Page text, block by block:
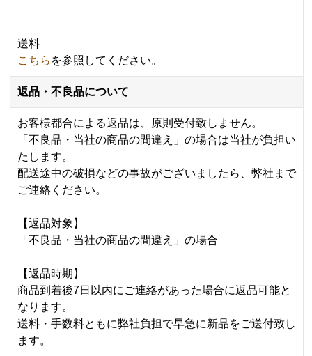
送料
こちら を参照してください。
返品・不良品について
お客様都合による返品は、原則受付致しません。
「不良品・当社の商品の間違え」の場合は当社が負担い
たします。
配送途中の破損などの事故がございましたら、弊社まで
ご連絡ください。
【返品対象】
「不良品・当社の商品の間違え」の場合
【返品時期】
商品到着後7日以内にご連絡があった場合に返品可能と
なります。
送料・手数料ともに弊社負担で早急に新品をご送付致し
ます。